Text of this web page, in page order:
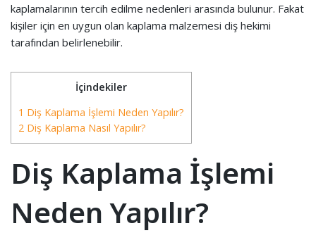
kaplamalarının tercih edilme nedenleri arasında bulunur. Fakat
kişiler için en uygun olan kaplama malzemesi diş hekimi
tarafından belirlenebilir.
İçindekiler
1 Diş Kaplama İşlemi Neden Yapılır?
2 Diş Kaplama Nasıl Yapılır?
Diş Kaplama İşlemi
Neden Yapılır?